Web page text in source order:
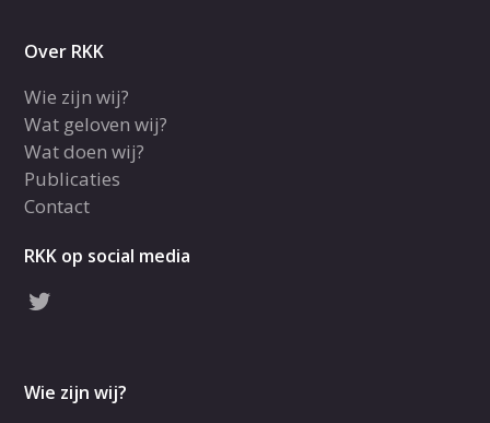
Over RKK
Wie zijn wij?
Wat geloven wij?
Wat doen wij?
Publicaties
Contact
RKK op social media
Wie zijn wij?